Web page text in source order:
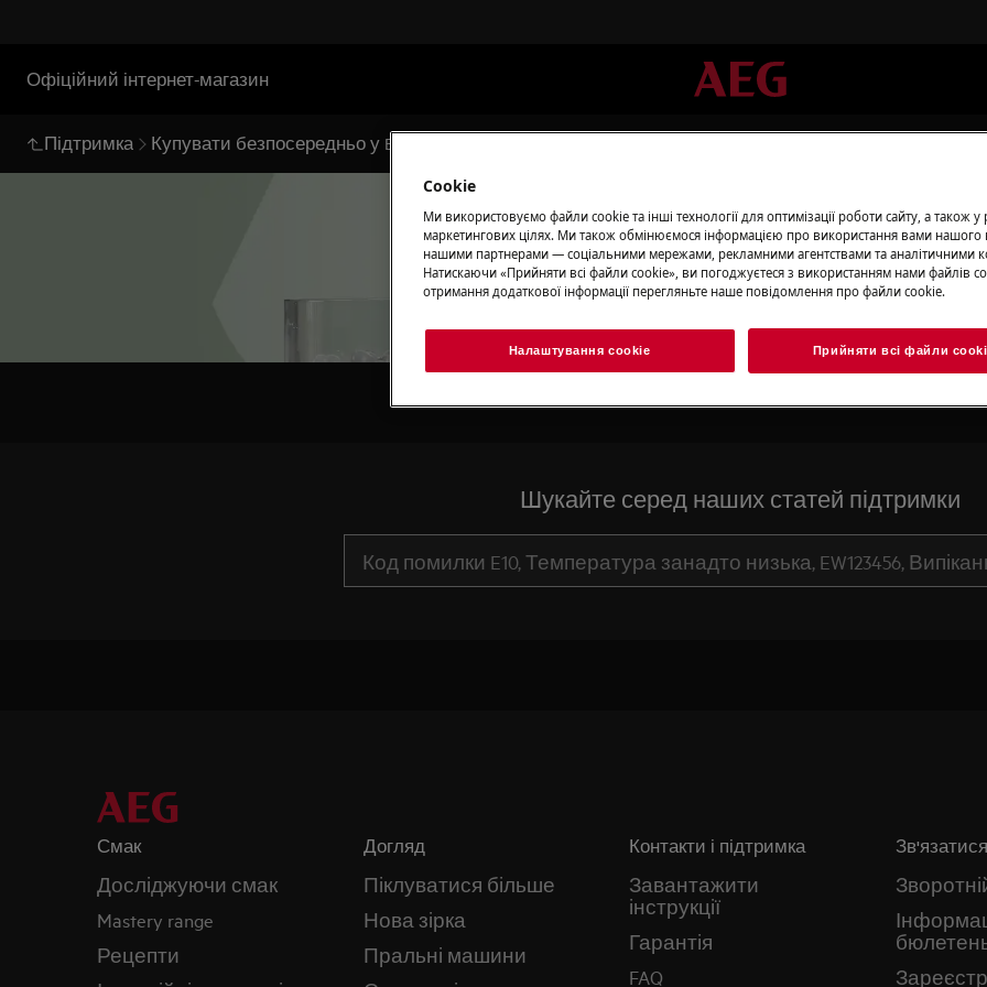
Офіційний інтернет-магазин
Підтримка Купувати безпосередньо у Electrolux
Підтримка для Бракування
Шукайте серед наших статей підтримки
Смак
Досліджуючи смак
Mastery range
Рецепти
Догляд
Піклуватися більше
Нова зірка
Пральні машини
Контакти і підтримка
Завантажити
інструкції
Гарантія
FAQ
Cookie
Ми використовуємо файли cookie та інші технології для оптимізації роботи сайту, а також у
маркетингових цілях. Ми також обмінюємося інформацією про використання вами нашого
нашими партнерами — соціальними мережами, рекламними агентствами та аналітичними
Натискаючи «Прийняти всі файли сookie», ви погоджуєтеся з використанням нами файлів
отримання додаткової інформації перегляньте наше повідомлення про файли сookie.
Налаштування cookie Прийняти всі файли